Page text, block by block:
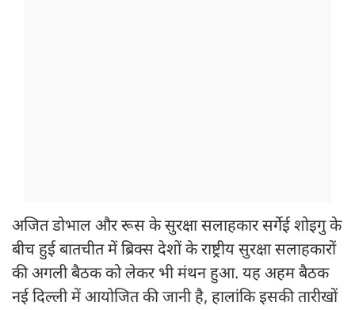
अजित डोभाल और रूस के सुरक्षा सलाहकार सर्गेई शोइगु के
बीच हुई बातचीत में ब्रिक्स देशों के राष्ट्रीय सुरक्षा सलाहकारों
की अगली बैठक को लेकर भी मंथन हुआ. यह अहम बैठक
नई दिल्ली में आयोजित की जानी है, हालांकि इसकी तारीखों